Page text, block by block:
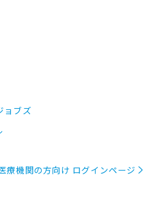
ョブズ
療機関の方向け ログインページ